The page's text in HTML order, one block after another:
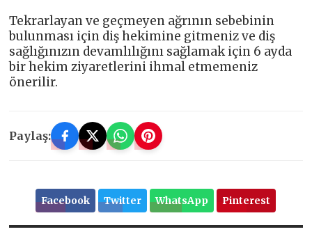
Tekrarlayan ve geçmeyen ağrının sebebinin
bulunması için diş hekimine gitmeniz ve diş
sağlığınızın devamlılığını sağlamak için 6 ayda
bir hekim ziyaretlerini ihmal etmemeniz
önerilir.
Paylaş:
Facebook Twitter WhatsApp Pinterest